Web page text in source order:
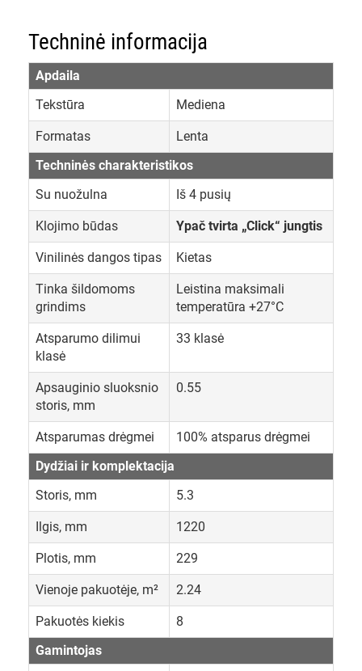
Techninė informacija
Apdaila
Tekstūra
Mediena
Formatas
Lenta
Techninės charakteristikos
Su nuožulna
Iš 4 pusių
Klojimo būdas Ypač tvirta „Click“ jungtis
Vinilinės dangos tipas Kietas
Tinka šildomoms
grindims
Leistina maksimali
temperatūra +27°C
Atsparumo dilimui
klasė
33 klasė
Apsauginio sluoksnio
storis, mm
0.55
Atsparumas drėgmei
100% atsparus drėgmei
Dydžiai ir komplektacija
Storis, mm
5.3
Ilgis, mm 1220
Plotis, mm 229
Vienoje pakuotėje, m² 2.24
Pakuotės kiekis
8
Gamintojas